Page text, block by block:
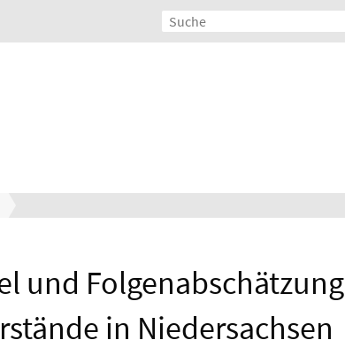
und Folgenabschätzung
in Niedersachsen